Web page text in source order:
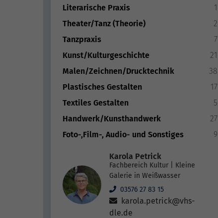
Literarische Praxis
1
Theater/Tanz (Theorie)
2
Tanzpraxis
7
Kunst/Kulturgeschichte
21
Malen/Zeichnen/Drucktechnik
38
Plastisches Gestalten
17
Textiles Gestalten
5
Handwerk/Kunsthandwerk
27
Foto-,Film-, Audio- und Sonstiges
9
Karola Petrick
Fachbereich Kultur | Kleine
Galerie in Weißwasser
03576 27 83 15
karola.petrick@vhs-
dle.de